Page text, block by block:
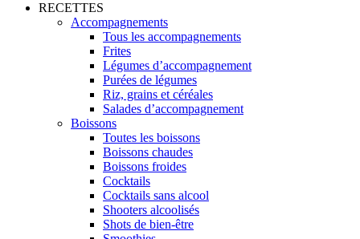
RECETTES
Accompagnements
Tous les accompagnements
Frites
Légumes d’accompagnement
Purées de légumes
Riz, grains et céréales
Salades d’accompagnement
Boissons
Toutes les boissons
Boissons chaudes
Boissons froides
Cocktails
Cocktails sans alcool
Shooters alcoolisés
Shots de bien-être